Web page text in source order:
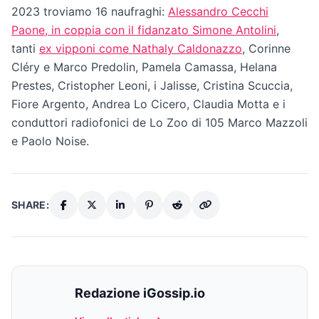
2023 troviamo 16 naufraghi: Alessandro Cecchi
Paone, in coppia con il fidanzato Simone Antolini,
tanti ex vipponi come Nathaly Caldonazzo, Corinne
Cléry e Marco Predolin, Pamela Camassa, Helana
Prestes, Cristopher Leoni, i Jalisse, Cristina Scuccia,
Fiore Argento, Andrea Lo Cicero, Claudia Motta e i
conduttori radiofonici de Lo Zoo di 105 Marco Mazzoli
e Paolo Noise.
SHARE:
Redazione iGossip.io